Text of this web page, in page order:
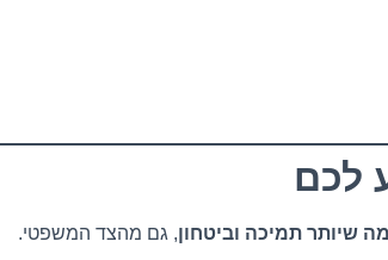
לכם
שיותר תמיכה וביטחון, גם מהצד המשפטי.